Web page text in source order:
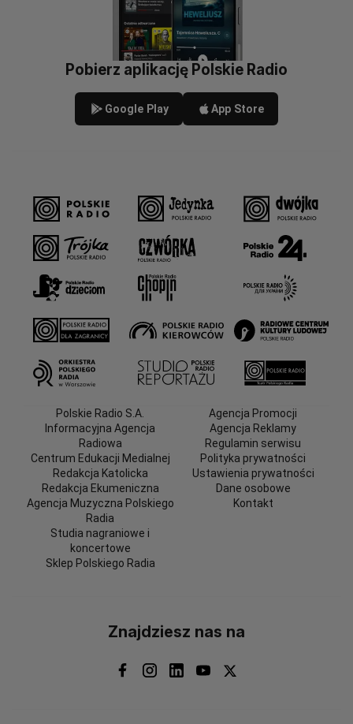
Pobierz aplikację Polskie Radio
Google Play App Store
Polskie Radio S.A.
Informacyjna Agencja
Radiowa
Centrum Edukacji Medialnej
Redakcja Katolicka
Redakcja Ekumeniczna
Agencja Muzyczna Polskiego
Radia
Studia nagraniowe i
koncertowe
Sklep Polskiego Radia
Agencja Promocji
Agencja Reklamy
Regulamin serwisu
Polityka prywatności
Ustawienia prywatności
Dane osobowe
Kontakt
Znajdziesz nas na